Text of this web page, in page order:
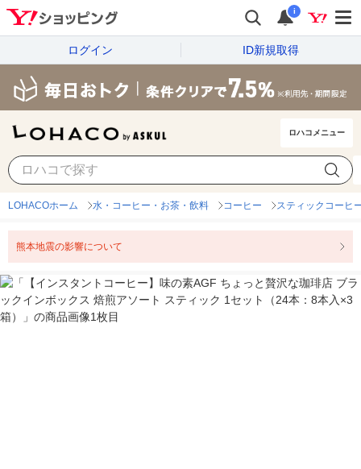
i
ログイン ID新規取得
ロハコメニュー
LOHACOホーム 水・コーヒー・お茶・飲料 コーヒー スティックコーヒ
熊本地震の影響について